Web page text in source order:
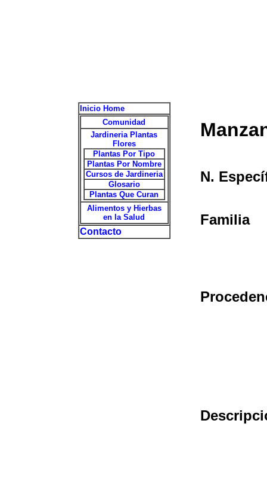
Inicio Home
Comunidad
Jardineria Plantas
Flores
Plantas Por Tipo
Plantas Por Nombre
Cursos de Jardineria
Glosario
Plantas Que Curan
Alimentos y Hierbas
en la Salud
Contacto
N.
Familia